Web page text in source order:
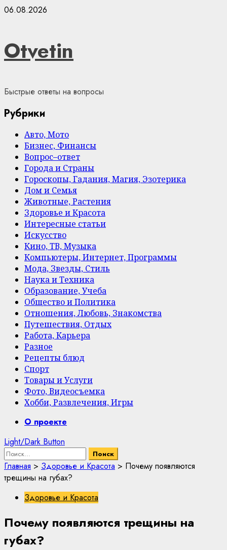
Skip
06.08.2026
Otvetin
Быстрые ответы на вопросы
Рубрики
Авто, Мото
Бизнес, Финансы
Вопрос–ответ
Города и Страны
Гороскопы, Гадания, Магия, Эзотерика
Дом и Семья
Животные, Растения
Здоровье и Красота
Интересные статьи
Искусство
Кино, ТВ, Музыка
Компьютеры, Интернет, Программы
Мода, Звезды, Стиль
Наука и Техника
Образование, Учеба
Общество и Политика
Отношения, Любовь, Знакомства
Путешествия, Отдых
Работа, Карьера
Разное
Рецепты блюд
Спорт
Товары и Услуги
Фото, Видеосъемка
Хобби, Развлечения, Игры
PrimaryО проекте
Light/Dark Button
Найти:
Главная > Здоровье и Красота > Почему появляются
трещины на губах?
Здоровье и Красота
Почему появляются трещины на
губах?